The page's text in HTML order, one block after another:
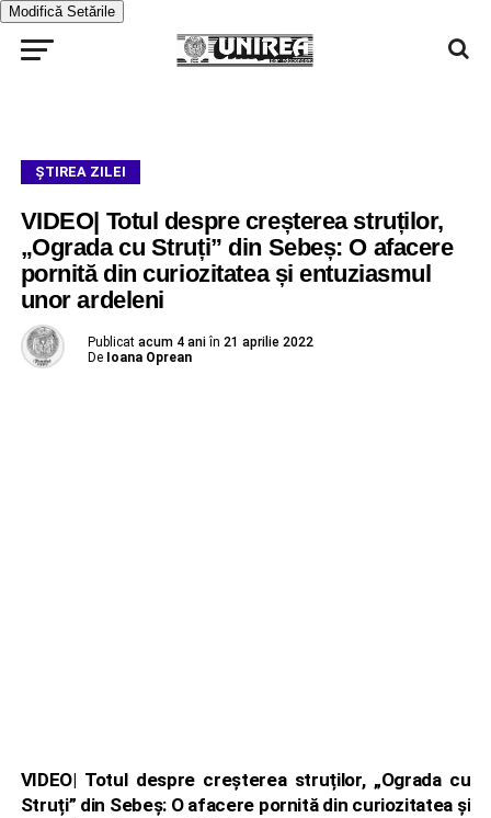
Modifică Setările
ŞTIREA ZILEI
VIDEO| Totul despre creșterea struților,
„Ograda cu Struți” din Sebeș: O afacere
pornită din curiozitatea și entuziasmul
unor ardeleni
Publicat acum 4 ani în 21 aprilie 2022
De Ioana Oprean
VIDEO| Totul despre creșterea struților, „Ograda cu
Struți” din Sebeș: O afacere pornită din curiozitatea și